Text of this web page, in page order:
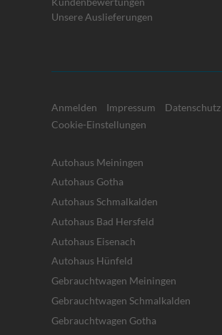
Unsere Auslieferungen
Anmelden Impressum Datenschutz
Cookie-Einstellungen
Autohaus Meiningen
Autohaus Gotha
Autohaus Schmalkalden
Autohaus Bad Hersfeld
Autohaus Eisenach
Autohaus Hünfeld
Gebrauchtwagen Meiningen
Gebrauchtwagen Schmalkalden
Gebrauchtwagen Gotha